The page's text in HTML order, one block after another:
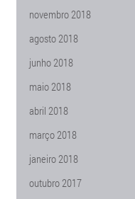
novembro 2018
agosto 2018
junho 2018
maio 2018
abril 2018
março 2018
janeiro 2018
outubro 2017